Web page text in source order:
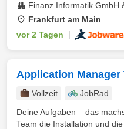
Finanz Informatik GmbH
Frankfurt am Main
vor 2 Tagen
Application Manager
Vollzeit
JobRad
Deine Aufgaben – das
Team die Installation und